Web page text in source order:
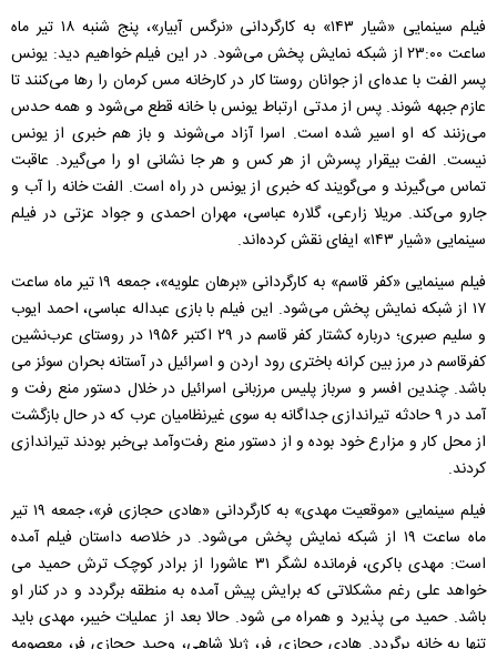
فیلم سینمایی «شیار ۱۴۳» به کارگردانی «نرگس آبیار»، پنج شنبه ۱۸ تیر ماه
ساعت ۲۳:۰۰ از شبکه نمایش پخش می‌شود. در این فیلم خواهیم دید: یونس
پسر الفت با عده‌ای از جوانان روستا کار در کارخانه مس کرمان را رها می‌کنند تا
عازم جبهه شوند. پس از مدتی ارتباط یونس با خانه قطع می‌شود و همه حدس
می‌زنند که او اسیر شده است. اسرا آزاد می‌شوند و باز هم خبری از یونس
نیست. الفت بیقرار پسرش از هر کس و هر جا نشانی او را می‌گیرد. عاقبت
تماس می‌گیرند و می‌گویند که خبری از یونس در راه است. الفت خانه را آب و
جارو می‌کند. مریلا زارعی، گلاره عباسی، مهران احمدی و جواد عزتی در فیلم
سینمایی «شیار ۱۴۳» ایفای نقش کرده‌اند.
فیلم سینمایی «کفر قاسم» به کارگردانی «برهان علویه»، جمعه ۱۹ تیر ماه ساعت
۱۷ از شبکه نمایش پخش می‌شود. این فیلم با بازی عبداله عباسی، احمد ایوب
و سلیم صبری؛ درباره کشتار کفر قاسم در ۲۹ اکتبر ۱۹۵۶ در روستای عرب‌نشین
کفرقاسم در مرز بین کرانه باختری رود اردن و اسرائیل در آستانه بحران سوئز می
باشد. چندین افسر و سرباز پلیس مرزبانی اسرائیل در خلال دستور منع رفت و
آمد در ۹ حادثه تیراندازی جداگانه به سوی غیرنظامیان عرب که در حال بازگشت
از محل کار و مزارع خود بوده و از دستور منع رفت‌وآمد بی‌خبر بودند تیراندازی
کردند.
فیلم سینمایی «موقعیت مهدی» به کارگردانی «هادی حجازی‌ فر»، جمعه ۱۹ تیر
ماه ساعت ۱۹ از شبکه نمایش پخش می‌شود. در خلاصه داستان فیلم آمده
است: مهدی باکری، فرمانده لشگر ۳۱ عاشورا از برادر کوچک ترش حمید می‌
خواهد علی رغم مشکلاتی که برایش پیش آمده به منطقه برگردد و در کنار او
باشد. حمید می‌ پذیرد و همراه می‌ شود. حالا بعد از عملیات خیبر، مهدی باید